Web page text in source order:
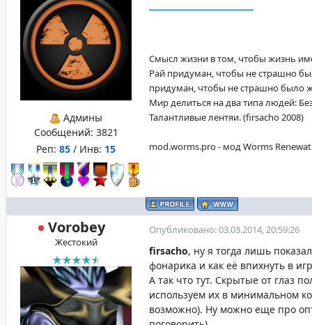
Админы
Сообщений: 3821
Реп: 85 / Инв: 15
Смысл жизни в том, чтобы жизнь
Рай придуман, чтобы не страшно
придуман, чтобы не страшно было
Мир делиться на два типа людей:
Талантливые лентяи. (firsacho 2008)
mod.worms.pro - мод Worms
Vorobey
Жестокий
Опубликовано: 03.03.2014, 20:59:26
firsacho, ну я тогда лишь
фонарика и как её впихнуть в
А так что тут. Скрытые от глаз
используем их в минимальном
возможно). Ну можно еще про